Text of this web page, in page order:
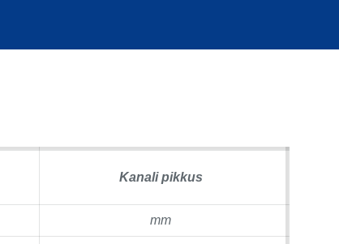
Kanali pikkus
mm